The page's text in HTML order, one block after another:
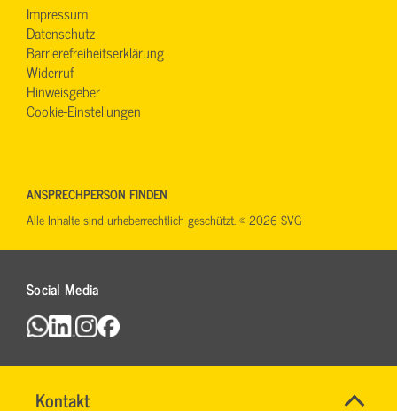
Kontakt
Name*
Impressum
Datenschutz
Barrierefreiheitserklärung
Widerruf
Hinweisgeber
Cookie-Einstellungen
Social Media
ANSPRECHPERSON FINDEN
Alle Inhalte sind urheberrechtlich geschützt. © 2026 SVG